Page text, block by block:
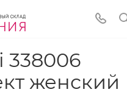
338006
женский